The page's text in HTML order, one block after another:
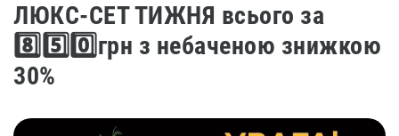
ЛЮКС-СЕТ ТИЖНЯ всього за
8️⃣5️⃣0️⃣грн з небаченою знижкою
30%